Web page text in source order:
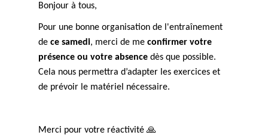
Bonjour à tous,
Pour une bonne organisation de l'entraînement
de ce samedi, merci de me confirmer votre
présence ou votre absence dès que possible.
Cela nous permettra d’adapter les exercices et
de prévoir le matériel nécessaire.
Merci pour votre réactivité 🙏